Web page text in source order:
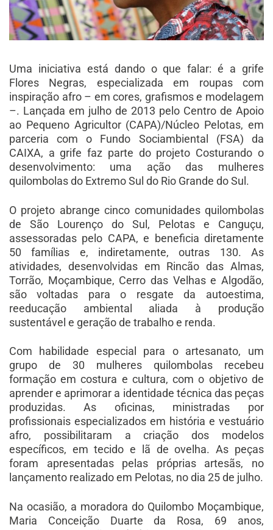
Uma iniciativa está dando o que falar: é a grife
Flores Negras, especializada em roupas com
inspiração afro – em cores, grafismos e modelagem
–. Lançada em julho de 2013 pelo Centro de Apoio
ao Pequeno Agricultor (CAPA)/Núcleo Pelotas, em
parceria com o Fundo Sociambiental (FSA) da
CAIXA, a grife faz parte do projeto Costurando o
desenvolvimento: uma ação das mulheres
quilombolas do Extremo Sul do Rio Grande do Sul.
O projeto abrange cinco comunidades quilombolas
de São Lourenço do Sul, Pelotas e Canguçu,
assessoradas pelo CAPA, e beneficia diretamente
50 famílias e, indiretamente, outras 130. As
atividades, desenvolvidas em Rincão das Almas,
Torrão, Moçambique, Cerro das Velhas e Algodão,
são voltadas para o resgate da autoestima,
reeducação ambiental aliada à produção
sustentável e geração de trabalho e renda.
Com habilidade especial para o artesanato, um
grupo de 30 mulheres quilombolas recebeu
formação em costura e cultura, com o objetivo de
aprender e aprimorar a identidade técnica das peças
produzidas. As oficinas, ministradas por
profissionais especializados em história e vestuário
afro, possibilitaram a criação dos modelos
específicos, em tecido e lã de ovelha. As peças
foram apresentadas pelas próprias artesãs, no
lançamento realizado em Pelotas, no dia 25 de julho.
Na ocasião, a moradora do Quilombo Moçambique,
Maria Conceição Duarte da Rosa, 69 anos,